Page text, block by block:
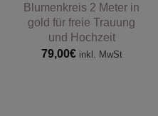
Blumenkreis 2 Meter in
gold für freie Trauung
und Hochzeit
79,00€ inkl. MwSt